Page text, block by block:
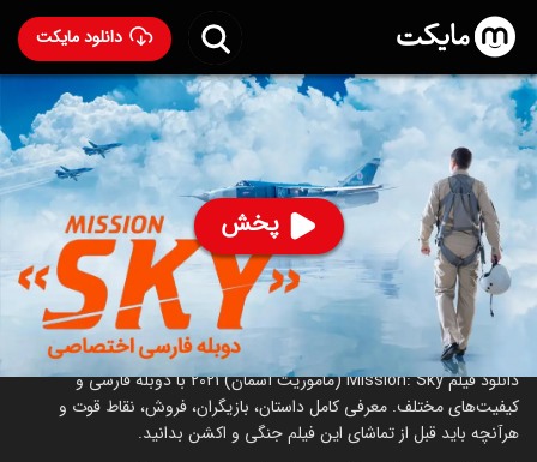
دانلود مایکت
پخش
فیلم ماموریت آسمان با دوبله فارسی - Mission: Sky 2021
۱۵ 92% ۵.۸
ساخت روسیه سال 2021
رده سنی ۱۳+
اکشن
درام
درباره فیلم ماموریت آسمان
دانلود فیلم Mission: Sky (ماموریت آسمان) 2021 با دوبله فارسی و
کیفیت‌های مختلف. معرفی کامل داستان، بازیگران، فروش، نقاط قوت و
هرآنچه باید قبل از تماشای این فیلم جنگی و اکشن بدانید.